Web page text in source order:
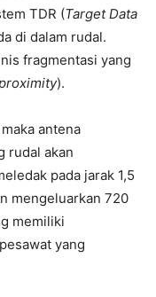
TDR (Target Data
di dalam rudal.
fragmentasi yang
).
antena
rudal akan
pada jarak 1,5
mengeluarkan 720
memiliki
yang